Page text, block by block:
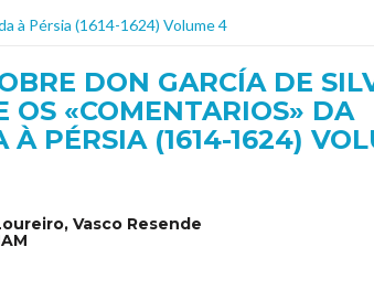
à Pérsia (1614-1624) Volume 4
DON GARCÍA DE
OS «COMENTARIOS» DA
À PÉRSIA (1614-1624)
Vasco Resende